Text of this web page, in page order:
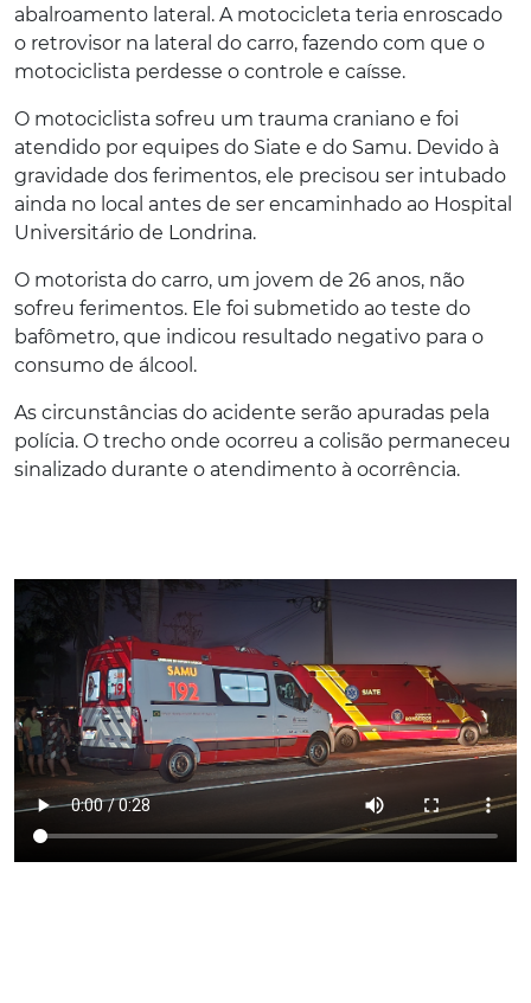
abalroamento lateral. A motocicleta teria enroscado
o retrovisor na lateral do carro, fazendo com que o
motociclista perdesse o controle e caísse.
O motociclista sofreu um trauma craniano e foi
atendido por equipes do Siate e do Samu. Devido à
gravidade dos ferimentos, ele precisou ser intubado
ainda no local antes de ser encaminhado ao Hospital
Universitário de Londrina.
O motorista do carro, um jovem de 26 anos, não
sofreu ferimentos. Ele foi submetido ao teste do
bafômetro, que indicou resultado negativo para o
consumo de álcool.
As circunstâncias do acidente serão apuradas pela
polícia. O trecho onde ocorreu a colisão permaneceu
sinalizado durante o atendimento à ocorrência.